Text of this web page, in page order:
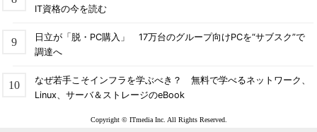
IT資格の今を読む
日立が「脱・PC購入」 17万台のグループ向けPCを“サブスク”で
調達へ
なぜ若手こそインフラを学ぶべき？ 無料で学べるネットワーク、
Linux、サーバ＆ストレージのeBook
Copyright © ITmedia Inc. All Rights Reserved.